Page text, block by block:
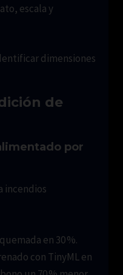
escala y
dimensiones
de
por
incendios
en 30 %.
con TinyML en